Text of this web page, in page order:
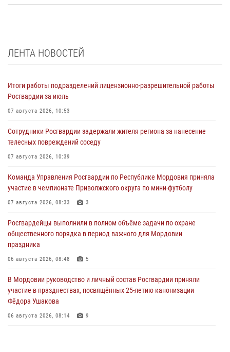
ЛЕНТА НОВОСТЕЙ
Итоги работы подразделений лицензионно-разрешительной работы
Росгвардии за июль
07 августа 2026, 10:53
Сотрудники Росгвардии задержали жителя региона за нанесение
телесных повреждений соседу
07 августа 2026, 10:39
Команда Управления Росгвардии по Республике Мордовия приняла
участие в чемпионате Приволжского округа по мини-футболу
07 августа 2026, 08:33 3
Росгвардейцы выполнили в полном объёме задачи по охране
общественного порядка в период важного для Мордовии
праздника
06 августа 2026, 08:48 5
В Мордовии руководство и личный состав Росгвардии приняли
участие в празднествах, посвящённых 25-летию канонизации
Фёдора Ушакова
06 августа 2026, 08:14 9